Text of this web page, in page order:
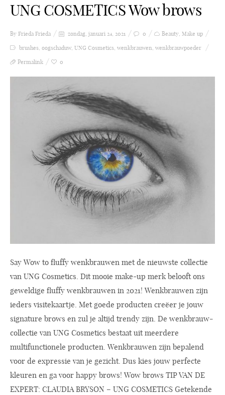
UNG COSMETICS Wow brows
By Frieda Frieda zondag, januari 24, 2021 0 Beauty, Make up
brushes, oogschaduw, UNG Cosmetics, wenkbrauwen, wenkbrauwpoeder
Permalink
0
Say Wow to fluffy wenkbrauwen met de nieuwste collectie
van UNG Cosmetics. Dit mooie make-up merk belooft ons
geweldige fluffy wenkbrauwen in 2021! Wenkbrauwen zijn
ieders visitekaartje. Met goede producten creëer je jouw
signature brows en zul je altijd trendy zijn. De wenkbrauw-
collectie van UNG Cosmetics bestaat uit meerdere
multifunctionele producten. Wenkbrauwen zijn bepalend
voor de expressie van je gezicht. Dus kies jouw perfecte
kleuren en ga voor happy brows! Wow brows TIP VAN DE
EXPERT: CLAUDIA BRYSON – UNG COSMETICS Getekende